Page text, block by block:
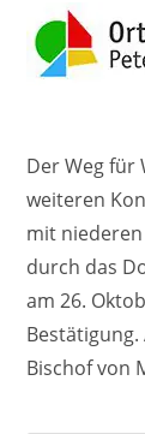
Der Weg für
weiteren
mit
durch das
am 26.
Bestätigung.
Bischof von